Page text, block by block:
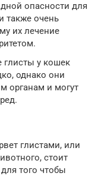
опасности для
также очень
их лечение
у кошек
однако они
органам и могут
глистами, или
стоит
того чтобы